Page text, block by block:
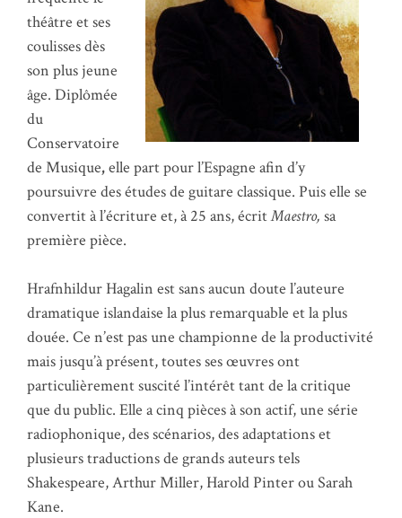
théâtre et ses
coulisses dès
son plus jeune
âge. Diplômée
du
Conservatoire
de Musique,elle part pour l’Espagne afin d’y
poursuivre des études de guitare classique. Puis elle se
convertit à l’écriture et, à 25 ans, écritMaestro, sa
première pièce.
Hrafnhildur Hagalin est sans aucun doute l’auteure
dramatique islandaise la plus remarquable et la plus
douée. Ce n’est pas une championne de la productivité
mais jusqu’à présent, toutes ses œuvres ont
particulièrement suscité l’intérêt tant de la critique
que du public. Elle a cinq pièces à son actif, une série
radiophonique, des scénarios, des adaptations et
plusieurs traductions de grands auteurs tels
Shakespeare, Arthur Miller, Harold Pinter ou Sarah
Kane.